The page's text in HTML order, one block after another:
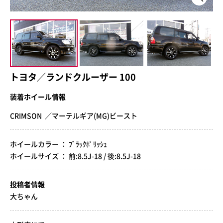
トヨタ／ランドクルーザー 100
装着ホイール情報
CRIMSON ／マーテルギア(MG)ビースト
ホイールカラー ： ﾌﾞﾗｯｸﾎﾟﾘｯｼｭ
ホイールサイズ ： 前:8.5J-18 / 後:8.5J-18
投稿者情報
大ちゃん